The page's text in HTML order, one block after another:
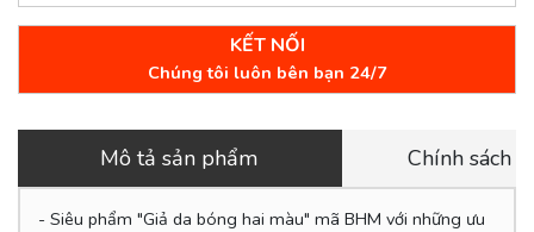
KẾT NỐI
Chúng tôi luôn bên bạn 24/7
Mô tả sản phẩm Chính sách
- Siêu phẩm "Giả da bóng hai màu" mã BHM với những ưu